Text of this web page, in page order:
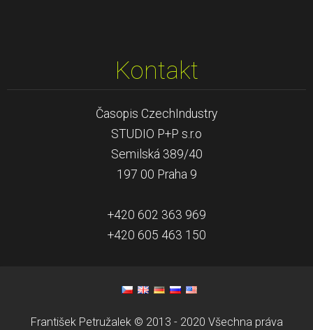
Kontakt
Časopis CzechIndustry
STUDIO P+P s.r.o
Semilská 389/40
197 00 Praha 9
+420 602 363 969
+420 605 463 150
František Petružalek © 2013 - 2020 Všechna práva